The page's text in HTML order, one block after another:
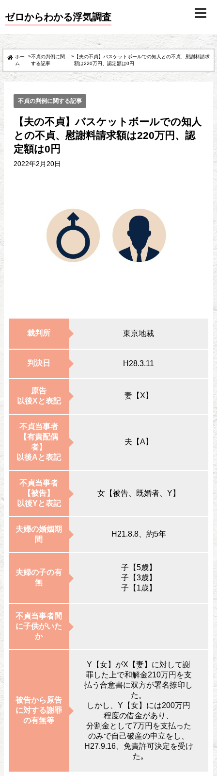
ゼロからわかる浮気調査
ホー
ム
»不貞の判例に関
する記事
» 【夫の不貞】バスケットボールでの知人との不貞、慰謝料請求
額は220万円、認定額は0円
不貞の判例に関する記事
【夫の不貞】バスケットボールでの知人
との不貞、慰謝料請求額は220万円、認
定額は0円
2022年2月20日
裁判所 東京地裁
判決日 H28.3.11
原告
以後Xと表記
妻【X】
不貞当事者
【有責配偶
者】
以後Aと表記
夫【A】
不貞当事者
【被告】
以後Yと表記
女【被告、既婚者、Y】
夫婦の婚姻期
間
H21.8.8、約5年
夫婦の子の有
無
子【5歳】
子【3歳】
子【1歳】
不貞当事者間
に子供がいた
か
被告から原告
に対する謝罪
の有無等
Y【女】がX【妻】に対して謝
罪した上で和解金210万円を支
払う合意書に双方が署名捺印し
た。
しかし、Y【女】には200万円
程度の借金があり、
分割金として7万円を支払った
のみで自己破産の申立をし、
H27.9.16、免責許可決定を受け
た｡